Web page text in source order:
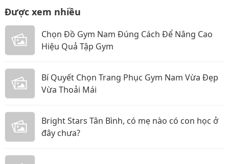
Được xem nhiều
Chọn Đồ Gym Nam Đúng Cách Để Nâng Cao
Hiệu Quả Tập Gym
Bí Quyết Chọn Trang Phục Gym Nam Vừa Đẹp
Vừa Thoải Mái
Bright Stars Tân Bình, có mẹ nào có con học ở
đây chưa?